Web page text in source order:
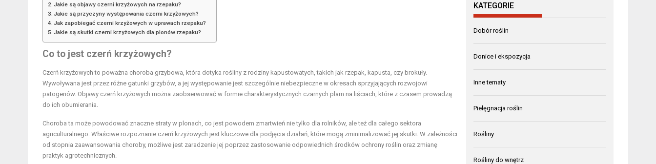
Jakie są objawy czerni krzyżowych na rzepaku?
Jakie są przyczyny występowania czerni krzyżowych?
Jak zapobiegać czerni krzyżowych w uprawach rzepaku?
Jakie są skutki czerni krzyżowych dla plonów rzepaku?
Co to jest czerń krzyżowych?
Czerń krzyżowych to poważna choroba grzybowa, która dotyka rośliny z rodziny kapustowatych, takich jak rzepak, kapusta, czy brokuły.
Wywoływana jest przez różne gatunki grzybów, a jej występowanie jest szczególnie niebezpieczne w okresach sprzyjających rozwojowi
patogenów. Objawy czerń krzyżowych można zaobserwować w formie charakterystycznych czarnych plam na liściach, które z czasem prowadzą
do ich obumierania.
Choroba ta może powodować znaczne straty w plonach, co jest powodem zmartwień nie tylko dla rolników, ale też dla całego sektora
agriculturalnego. Właściwe rozpoznanie czerń krzyżowych jest kluczowe dla podjęcia działań, które mogą zminimalizować jej skutki. W zależności
od stopnia zaawansowania choroby, możliwe jest zaradzenie jej poprzez zastosowanie odpowiednich środków ochrony roślin oraz zmianę
praktyk agrotechnicznych.
KATEGORIE
Dobór roślin
Donice i ekspozycja
Inne tematy
Pielęgnacja roślin
Rośliny
Rośliny do wnętrz